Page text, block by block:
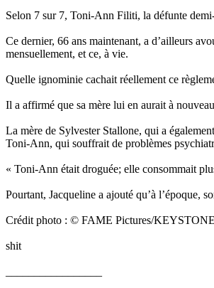
Selon 7 sur 7, Toni-Ann Filiti, la défunte
Ce dernier, 66 ans maintenant, a d’ailleurs
mensuellement, et ce, à vie.
Quelle ignominie cachait réellement ce
Il a affirmé que sa mère lui en aurait à
La mère de Sylvester Stallone, qui a
Toni-Ann, qui souffrait de problèmes
« Toni-Ann était droguée; elle consommait
Pourtant, Jacqueline a ajouté qu’à l’époque,
Crédit photo : © FAME Pictures/
shit